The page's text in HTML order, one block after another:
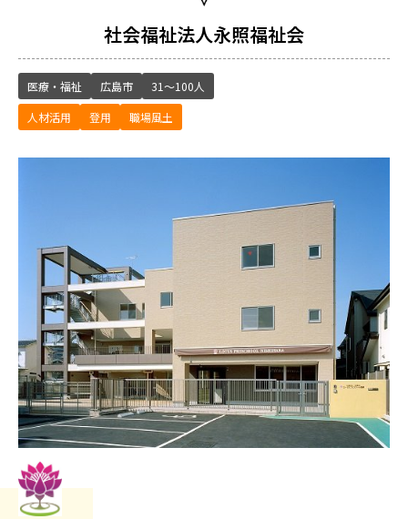
社会福祉法人永照福祉会
医療・福祉 広島市
31～100人
人材活用
登用 職場風土